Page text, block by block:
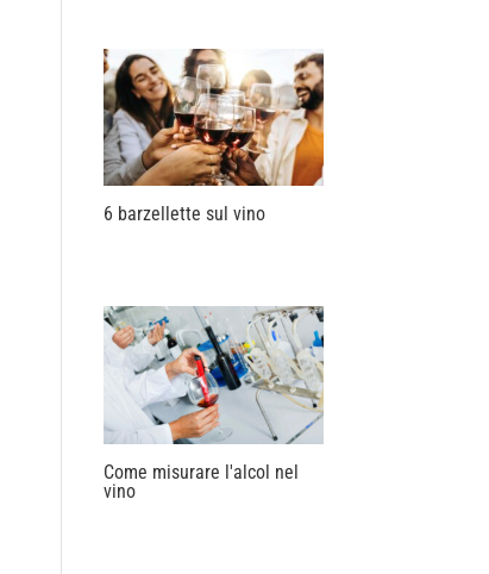
6 barzellette sul vino
Come misurare l'alcol nel
vino